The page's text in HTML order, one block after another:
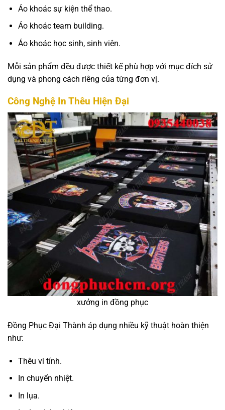
Áo khoác sự kiện thể thao.
Áo khoác team building.
Áo khoác học sinh, sinh viên.
Mỗi sản phẩm đều được thiết kế phù hợp với mục đích sử
dụng và phong cách riêng của từng đơn vị.
Công Nghệ In Thêu Hiện Đại
xưởng in đồng phục
Đồng Phục Đại Thành áp dụng nhiều kỹ thuật hoàn thiện
như:
Thêu vi tính.
In chuyển nhiệt.
In lụa.